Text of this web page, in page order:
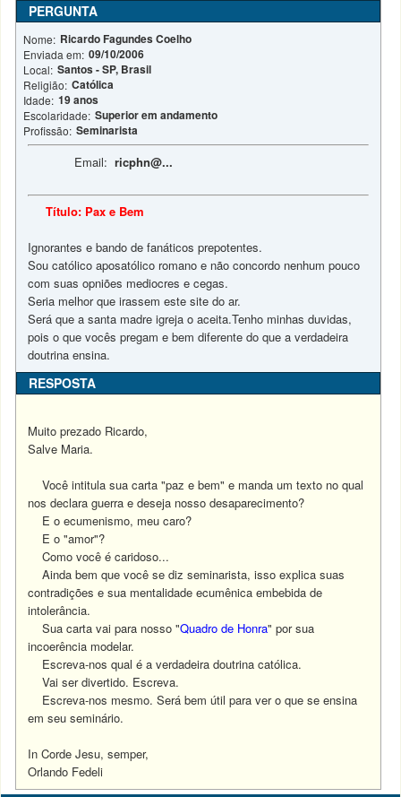
PERGUNTA
Nome: Ricardo Fagundes Coelho
Enviada em: 09/10/2006
Local: Santos - SP, Brasil
Religião: Católica
Idade: 19 anos
Escolaridade: Superior em andamento
Profissão: Seminarista
Email:ricphn@...
Título: Pax e Bem
Ignorantes e bando de fanáticos prepotentes.
Sou católico aposatólico romano e não concordo nenhum pouco
com suas opniões mediocres e cegas.
Seria melhor que irassem este site do ar.
Será que a santa madre igreja o aceita.Tenho minhas duvidas,
pois o que vocês pregam e bem diferente do que a verdadeira
doutrina ensina.
RESPOSTA
Muito prezado Ricardo,
Salve Maria.
Você intitula sua carta "paz e bem" e manda um texto no qual
nos declara guerra e deseja nosso desaparecimento?
E o ecumenismo, meu caro?
E o "amor"?
Como você é caridoso...
Ainda bem que você se diz seminarista, isso explica suas
contradições e sua mentalidade ecumênica embebida de
intolerância.
Sua carta vai para nosso "Quadro de Honra" por sua
incoerência modelar.
Escreva-nos qual é a verdadeira doutrina católica.
Vai ser divertido. Escreva.
Escreva-nos mesmo. Será bem útil para ver o que se ensina
em seu seminário.
In Corde Jesu, semper,
Orlando Fedeli